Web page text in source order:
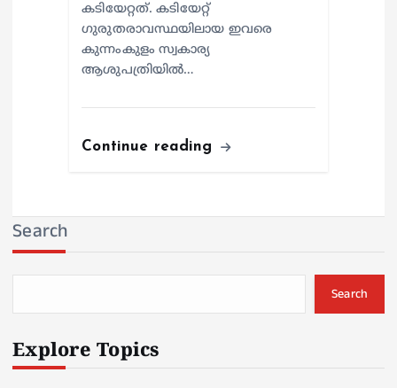
കടിയേറ്റത്. കടിയേറ്റ്
ഗുരുതരാവസ്ഥയിലായ ഇവരെ
കുന്നംകുളം സ്വകാര്യ
ആശുപത്രിയില്‍…
Continue reading
Search
Search
Explore Topics